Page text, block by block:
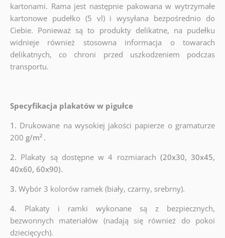
kartonami. Rama jest następnie pakowana w wytrzymałe
kartonowe pudełko (5 vl) i wysyłana bezpośrednio do
Ciebie. Ponieważ są to produkty delikatne, na pudełku
widnieje również stosowna informacja o towarach
delikatnych, co chroni przed uszkodzeniem podczas
transportu.
Specyfikacja plakatów w pigułce
1. Drukowane na wysokiej jakości papierze o gramaturze
200 g/m² .
2. Plakaty są dostępne w 4 rozmiarach (20x30, 30x45,
40x60, 60x90).
3. Wybór 3 kolorów ramek (biały, czarny, srebrny).
4. Plakaty i ramki wykonane są z bezpiecznych,
bezwonnych materiałów (nadają się również do pokoi
dziecięcych).